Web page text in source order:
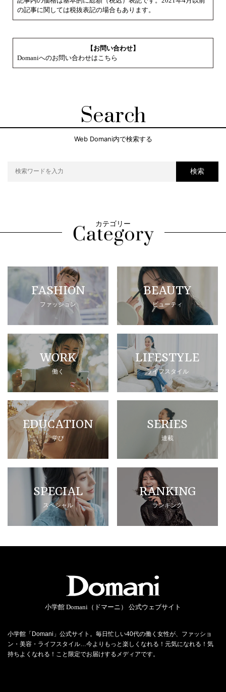
の記事に関しては税抜表記の場合もあります。
【お問い合わせ】
Domaniへのお問い合わせはこちら
Search
Web Domani内で検索する
検索
カテゴリー
FASHION
ファッション
BEAUTY
ビューティ
WORK
働く
LIFESTYLE
ライフスタイル
EDUCATION
学び
SERIES
連載
SPECIAL
スペシャル
RANKING
ランキング
小学館 Domani（ドマーニ） 公式ウェブサイト
小学館「Domani」公式サイト。毎日忙しい40代の働く女性が、ファッショ
ン・美容・ライフスタイル…今よりもっと楽しくなれる！元気になれる！気
持ちよくなれる！こと限定でお届けするメディアです。